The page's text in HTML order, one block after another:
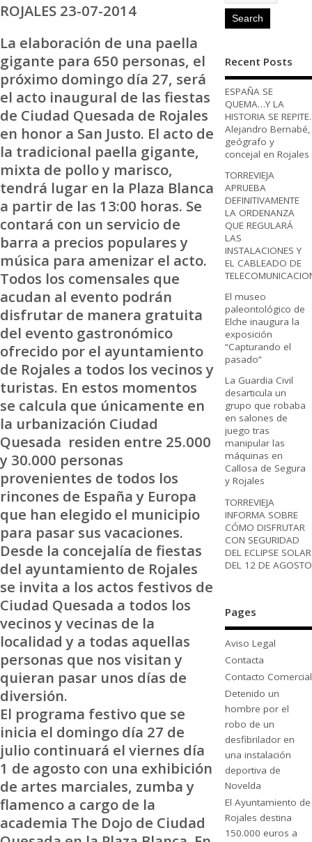
ROJALES 23-07-2014
La elaboración de una paella
gigante para 650 personas, el
próximo domingo día 27, será
el acto inaugural de las fiestas
de Ciudad Quesada de Rojales
en honor a San Justo. El acto de
la tradicional paella gigante,
mixta de pollo y marisco,
tendrá lugar en la Plaza Blanca
a partir de las 13:00 horas. Se
contará con un servicio de
barra a precios populares y
música para amenizar el acto.
Todos los comensales que
acudan al evento podrán
disfrutar de manera gratuita
del evento gastronómico
ofrecido por el ayuntamiento
de Rojales a todos los vecinos y
turistas. En estos momentos
se calcula que únicamente en
la urbanización Ciudad
Quesada residen entre 25.000
y 30.000 personas
provenientes de todos los
rincones de España y Europa
que han elegido el municipio
para pasar sus vacaciones.
Desde la concejalía de fiestas
del ayuntamiento de Rojales
se invita a los actos festivos de
Ciudad Quesada a todos los
vecinos y vecinas de la
localidad y a todas aquellas
personas que nos visitan y
quieran pasar unos días de
diversión.
El programa festivo que se
inicia el domingo día 27 de
julio continuará el viernes día
1 de agosto con una exhibición
de artes marciales, zumba y
flamenco a cargo de la
academia The Dojo de Ciudad
Recent Posts
ESPAÑA SE
QUEMA…Y LA
HISTORIA SE REPITE.
Alejandro Bernabé,
geógrafo y
concejal en Rojales
TORREVIEJA
APRUEBA
DEFINITIVAMENTE
LA ORDENANZA
QUE REGULARÁ
LAS
INSTALACIONES Y
EL CABLEADO DE
El museo
paleontológico de
Elche inaugura la
exposición
“Capturando el
pasado”
La Guardia Civil
desarticula un
grupo que robaba
en salones de
juego tras
manipular las
máquinas en
Callosa de Segura
y Rojales
TORREVIEJA
INFORMA SOBRE
CÓMO DISFRUTAR
CON SEGURIDAD
DEL ECLIPSE SOLAR
DEL 12 DE AGOSTO
Pages
Aviso Legal
Contacta
Contacto Comercial
Detenido un
hombre por el
robo de un
desfibrilador en
una instalación
deportiva de
Novelda
El Ayuntamiento de
Rojales destina
150.000 euros a